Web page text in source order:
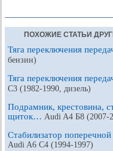
ПОХОЖИЕ СТАТЬИ
Тяга переключения
бензин)
Тяга переключения
С3 (1982-1990, дизель)
Подрамник, крестовина,
щиток… Audi A4 Б8 (2007-
Стабилизатор
Audi A6 С4 (1994-1997)